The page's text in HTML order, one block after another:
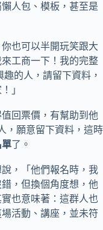
人包、模板，甚至是
也可以半開玩笑跟大
工商一下！我的完整
的人，請留下資料，
」
回票價，有幫助到他
，願意留下資料，這時
單了。
，「他們報名時，我
，但換個角度想，他
也意味著：這群人也
活動、講座，並未符